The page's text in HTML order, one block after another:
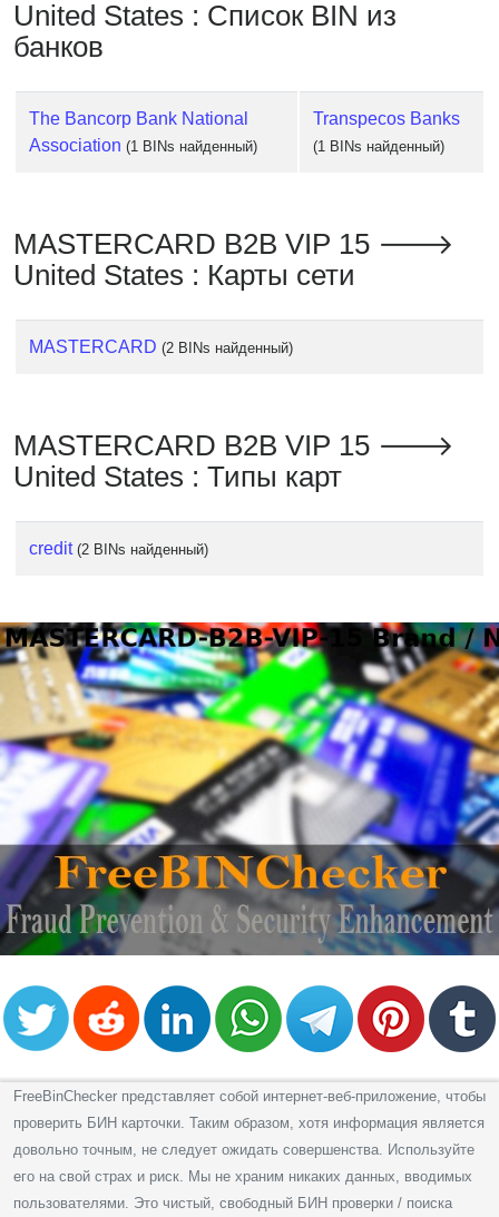
United States : Список BIN из
банков
The Bancorp Bank National
Association (1 BINs найденный)
Transpecos Banks
(1 BINs найденный)
MASTERCARD B2B VIP 15 🡒
United States : Карты сети
MASTERCARD (2 BINs найденный)
MASTERCARD B2B VIP 15 🡒
United States : Типы карт
credit (2 BINs найденный)
FreeBinChecker представляет собой интернет-веб-приложение, чтобы
проверить БИН карточки. Таким образом, хотя информация является
довольно точным, не следует ожидать совершенства. Используйте
его на свой страх и риск. Мы не храним никаких данных, вводимых
пользователями. Это чистый, свободный БИН проверки / поиска